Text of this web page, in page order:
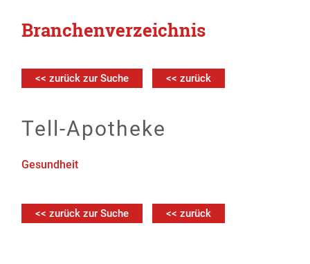
Branchenverzeichnis
<< zurück zur Suche << zurück
Tell-Apotheke
Gesundheit
<< zurück zur Suche << zurück